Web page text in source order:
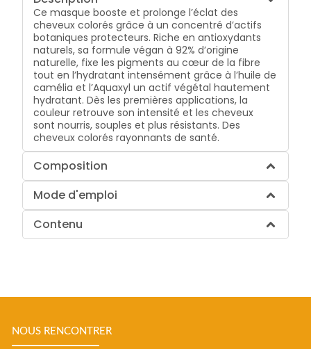
Ce masque booste et prolonge l’éclat des
cheveux colorés grâce à un concentré d’actifs
botaniques protecteurs. Riche en antioxydants
naturels, sa formule végan à 92% d’origine
naturelle, fixe les pigments au cœur de la fibre
tout en l’hydratant intensément grâce à l’huile de
camélia et l’Aquaxyl un actif végétal hautement
hydratant. Dès les premières applications, la
couleur retrouve son intensité et les cheveux
sont nourris, souples et plus résistants. Des
cheveux colorés rayonnants de santé.
Composition
Mode d'emploi
Contenu
NOUS RENCONTRER